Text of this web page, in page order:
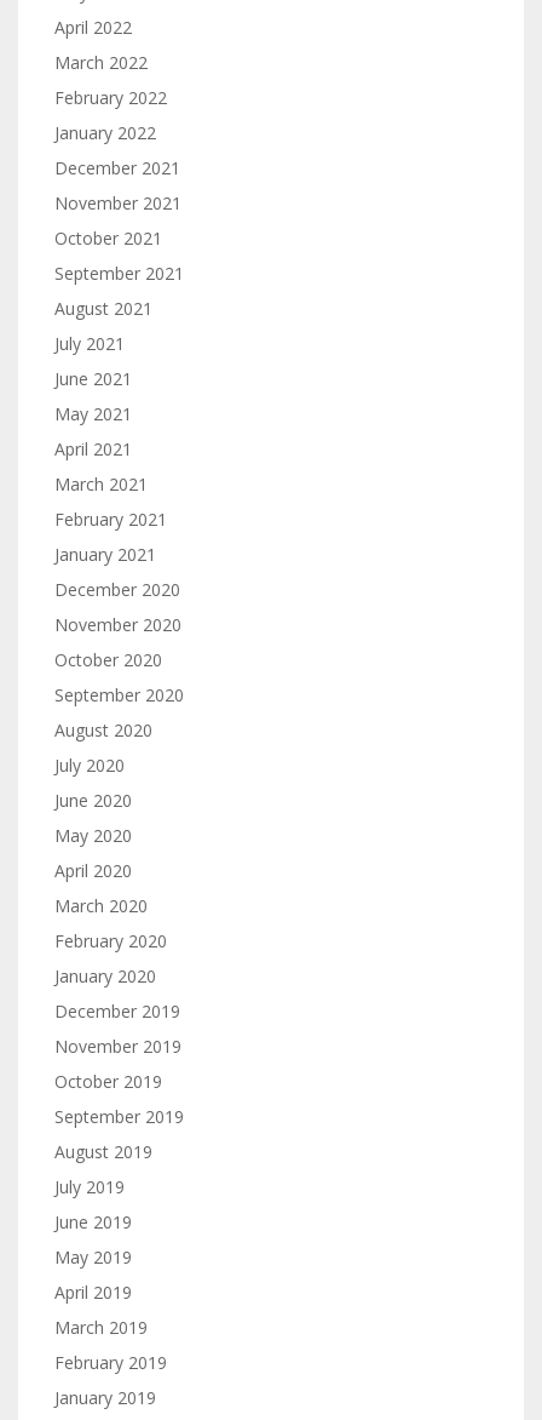
April 2022
March 2022
February 2022
January 2022
December 2021
November 2021
October 2021
September 2021
August 2021
July 2021
June 2021
May 2021
April 2021
March 2021
February 2021
January 2021
December 2020
November 2020
October 2020
September 2020
August 2020
July 2020
June 2020
May 2020
April 2020
March 2020
February 2020
January 2020
December 2019
November 2019
October 2019
September 2019
August 2019
July 2019
June 2019
May 2019
April 2019
March 2019
February 2019
January 2019